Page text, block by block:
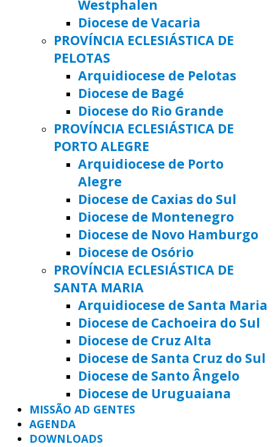
Westphalen
Diocese de Vacaria
PROVÍNCIA ECLESIÁSTICA DE
PELOTAS
Arquidiocese de Pelotas
Diocese de Bagé
Diocese do Rio Grande
PROVÍNCIA ECLESIÁSTICA DE
PORTO ALEGRE
Arquidiocese de Porto
Alegre
Diocese de Caxias do Sul
Diocese de Montenegro
Diocese de Novo Hamburgo
Diocese de Osório
PROVÍNCIA ECLESIÁSTICA DE
SANTA MARIA
Arquidiocese de Santa Maria
Diocese de Cachoeira do Sul
Diocese de Cruz Alta
Diocese de Santa Cruz do Sul
Diocese de Santo Ângelo
Diocese de Uruguaiana
MISSÃO AD GENTES
AGENDA
DOWNLOADS